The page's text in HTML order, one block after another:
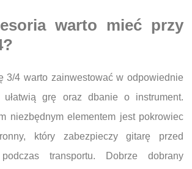
warto mieć przy
3/4 warto zainwestować w odpowiednie
ułatwią grę oraz dbanie o instrument.
niezbędnym elementem jest pokrowiec
który zabezpieczy gitarę przed
podczas transportu. Dobrze dobrany